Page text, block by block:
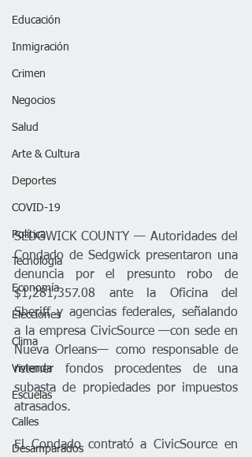
Educación
Inmigración
Crimen
Negocios
Salud
Arte & Cultura
Deportes
COVID-19
Política
Tecnología
Economía
Elecciones
Clima
Vivienda
Escuelas
Calles
Desamparados
SEDGWICK COUNTY — Autoridades del
Condado de Sedgwick presentaron una
denuncia por el presunto robo de
$1,281,357.08 ante la Oficina del
Sheriff y agencias federales, señalando
a la empresa CivicSource —con sede en
Nueva Orleans— como responsable de
retener fondos procedentes de una
subasta de propiedades por impuestos
atrasados.
El Condado contrató a CivicSource en